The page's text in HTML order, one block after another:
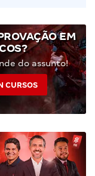
EM
do assunto!
CURSOS